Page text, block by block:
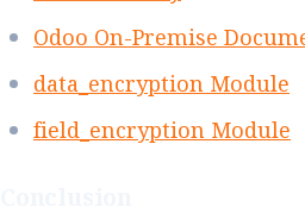
Odoo On-Premise
data_encryption Module
field_encryption Module